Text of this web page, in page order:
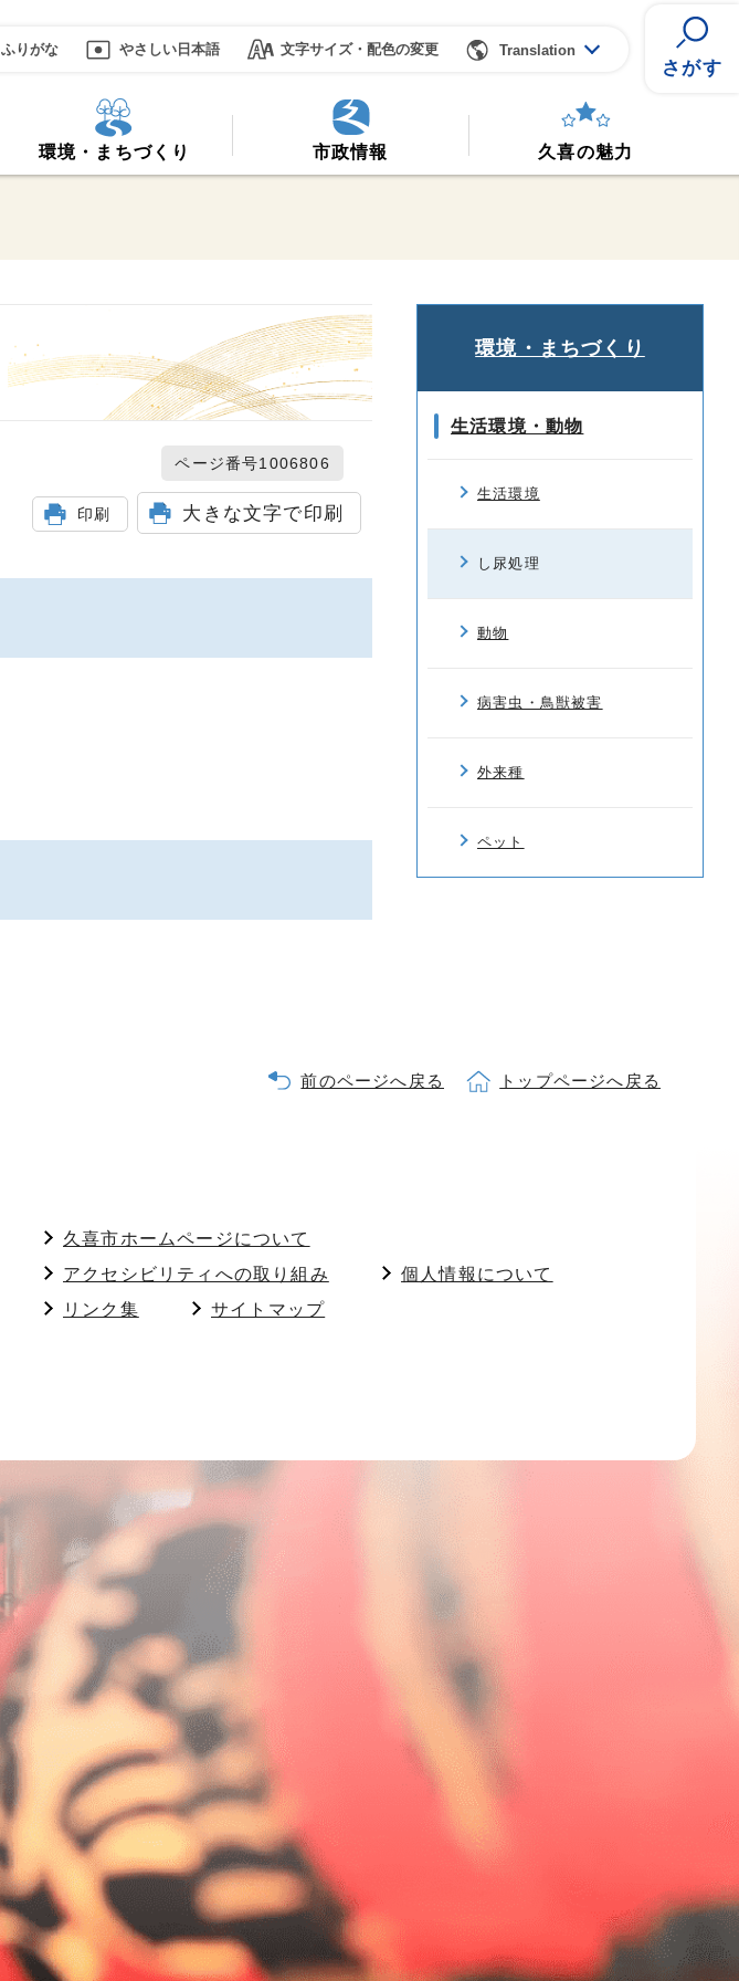
ふりがな やさしい日本語 文字サイズ・配色の変更 Translation
さがす
環境・まちづくり 市政情報 久喜の魅力
ページ番号1006806
印刷 大きな文字で印刷
環境・まちづくり
生活環境・動物
生活環境
し尿処理
動物
病害虫・鳥獣被害
外来種
ペット
前のページへ戻る トップページへ戻る
久喜市ホームページについて
アクセシビリティへの取り組み
個人情報について
リンク集
サイトマップ